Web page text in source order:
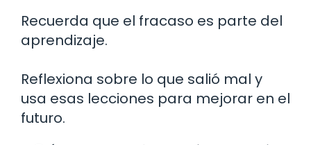
Recuerda que el fracaso es parte del
aprendizaje.
Reflexiona sobre lo que salió mal y
usa esas lecciones para mejorar en el
futuro.